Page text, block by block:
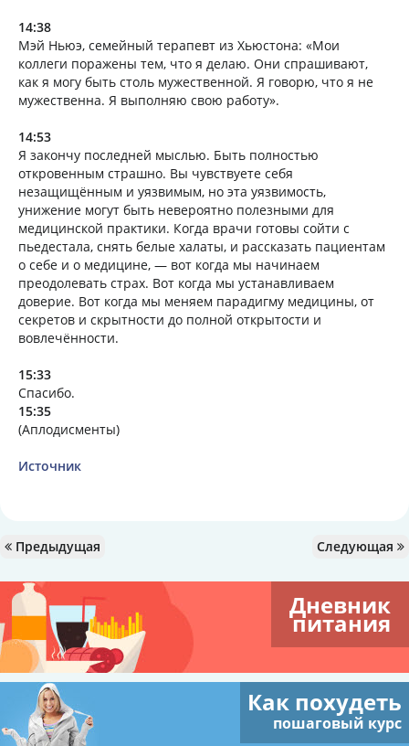
14:38
Мэй Ньюэ, семейный терапевт из Хьюстона: «Мои
коллеги поражены тем, что я делаю. Они спрашивают,
как я могу быть столь мужественной. Я говорю, что я не
мужественна. Я выполняю свою работу».
14:53
Я закончу последней мыслью. Быть полностью
откровенным страшно. Вы чувствуете себя
незащищённым и уязвимым, но эта уязвимость,
унижение могут быть невероятно полезными для
медицинской практики. Когда врачи готовы сойти с
пьедестала, снять белые халаты, и рассказать пациентам
о себе и о медицине, — вот когда мы начинаем
преодолевать страх. Вот когда мы устанавливаем
доверие. Вот когда мы меняем парадигму медицины, от
секретов и скрытности до полной открытости и
вовлечённости.
15:33
Спасибо.
15:35
(Аплодисменты)
Источник
Предыдущая Следующая
Дневник
питания
Как похудеть
пошаговый курс